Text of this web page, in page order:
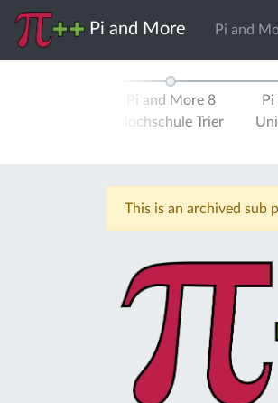
Pi and More Pi and
Pi and More 8
Hochschule Trier
This is an archived sub